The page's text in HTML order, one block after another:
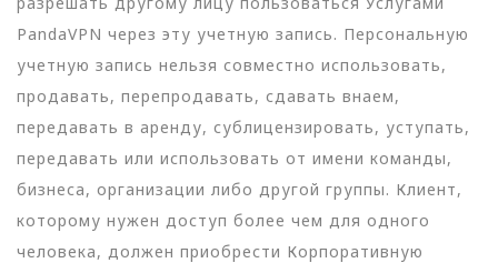
PandaVPN через эту учетную запись. Персональную
учетную запись нельзя совместно использовать,
продавать, перепродавать, сдавать внаем,
передавать в аренду, сублицензировать, уступать,
передавать или использовать от имени команды,
бизнеса, организации либо другой группы. Клиент,
которому нужен доступ более чем для одного
человека, должен приобрести Корпоративную